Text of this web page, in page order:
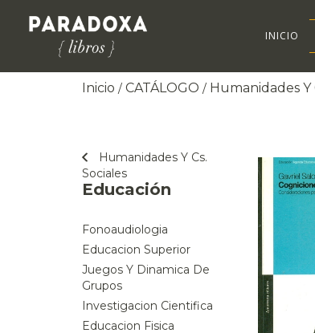
INICIO
Inicio / CATÁLOGO / Humanidades Y
Humanidades Y Cs.
Sociales
Educación
Fonoaudiologia
Educacion Superior
Juegos Y Dinamica De
Grupos
Investigacion Cientifica
Educacion Fisica